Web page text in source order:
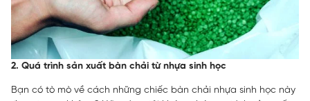
2. Quá trình sản xuất bàn chải từ nhựa sinh học
Bạn có tò mò về cách những chiếc bàn chải nhựa sinh học này